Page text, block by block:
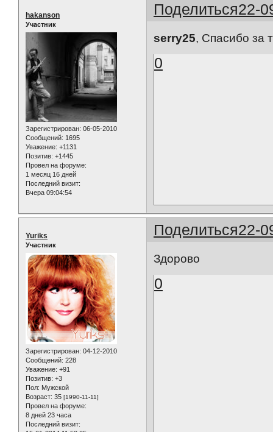
Поделиться22-
hakanson
Участник
Зарегистрирован: 06-05-2010
Сообщений: 1695
Уважение: +1131
Позитив: +1445
Провел на форуме:
1 месяц 16 дней
Последний визит:
Вчера 09:04:54
serry25, Спасибо за
0
Поделиться22-
Yuriks
Участник
Зарегистрирован: 04-12-2010
Сообщений: 228
Уважение: +91
Позитив: +3
Пол: Мужской
Возраст: 35 [1990-11-11]
Провел на форуме:
8 дней 23 часа
Последний визит:
Здорово
0